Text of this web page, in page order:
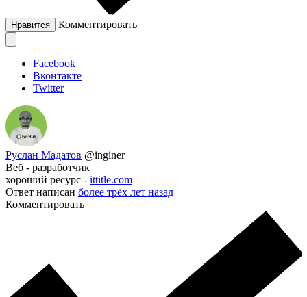
Нравится Комментировать
Facebook
Вконтакте
Twitter
Руслан Мадатов @inginer
Веб - разработчик
хороший ресурс - ittitle.com
Ответ написан более трёх лет назад
Комментировать